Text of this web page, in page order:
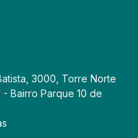
3000, Torre Norte
- Bairro Parque 10 de